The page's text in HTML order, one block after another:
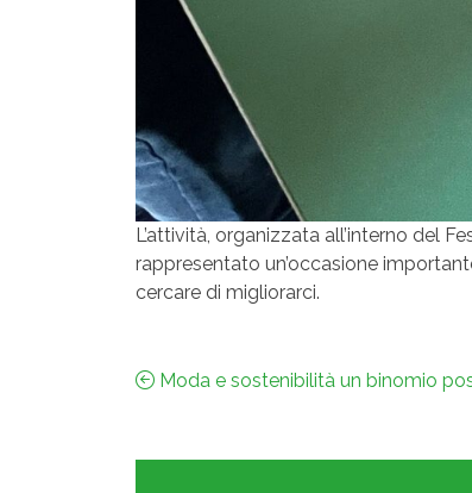
L’attività, organizzata all’interno del
rappresentato un’occasione
cercare di migliorarci.
Navigazione
Moda e sostenibilità un binomio